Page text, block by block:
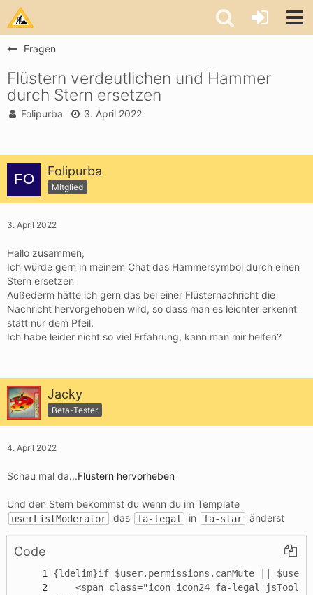
Fragen
Flüstern verdeutlichen und Hammer
durch Stern ersetzen
Folipurba 3. April 2022
Folipurba
Mitglied
3. April 2022
Hallo zusammen,
Ich würde gern in meinem Chat das Hammersymbol durch einen
Stern ersetzen
Außederm hätte ich gern das bei einer Flüsternachricht die
Nachricht hervorgehoben wird, so dass man es leichter erkennt
statt nur dem Pfeil.
Ich habe leider nicht so viel Erfahrung, kann man mir helfen?
Jacky
Beta-Tester
4. April 2022
Schau mal da...Flüstern hervorheben
Und den Stern bekommst du wenn du im Template
userListModerator das fa-legal in fa-star änderst
Code